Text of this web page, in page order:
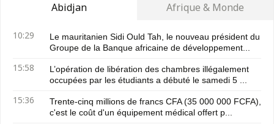
Abidjan Afrique & Monde
10:29
Le mauritanien Sidi Ould Tah, le nouveau président du
Groupe de la Banque africaine de développement...
15:58
L’opération de libération des chambres illégalement
occupées par les étudiants a débuté le samedi 5 ...
15:36
Trente-cinq millions de francs CFA (35 000 000 FCFA),
c'est le coût d'un équipement médical offert p...